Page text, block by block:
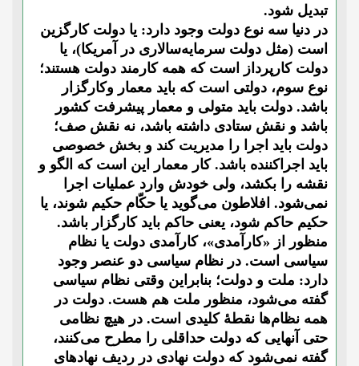
تبدیل شود.
در دنیا سه نوع دولت وجود دارد: یا دولت کارگزین
است (مثل دولت سرمایه‌سالاری در آمریکا)، یا
دولت کارپرداز است که همه کارمند دولت هستند؛
نوع سوم، دولتی است که باید معمار وکارگزار
باشد. دولت باید متولی و معمار پیشرفت کشور
باشد و نقش ستادی داشته باشد، نه نقش صف؛
دولت باید اجرا را مدیریت کند و بخش خصوصی
باید اجراکننده باشد. کار معمار این است که الگو و
نقشه را بکشد، ولی خودش وارد عملیات اجرا
نمی‌شود. افلاطون می‌گوید یا حکّام حکیم شوند، یا
حکیم حاکم شود، یعنی حاکم باید کارگزار باشد.
منظور از «کارآمدی»، کارآمدی دولت یا نظام
سیاسی است. در نظام سیاسی دو عنصر وجود
دارد: ملت و دولت؛ بنابراین وقتی نظام سیاسی
گفته می‌شود، منظور ملت هم هست. دولت در
همه نظام‌ها نقطۀ کلیدی است. در هیچ نظامی
حتی آنهایی که دولت حداقلی را مطرح می‌کنند،
گفته نمی‌شود که دولت نهادی در ردیف نهادهای